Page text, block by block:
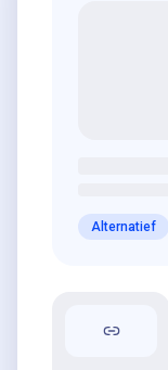
Alternatief